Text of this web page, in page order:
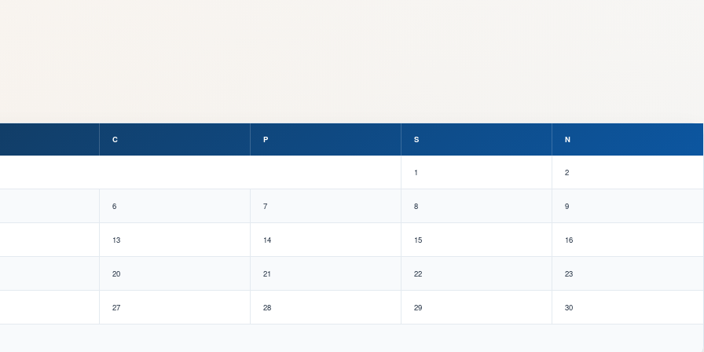
C P S N
1 2
6 7 8 9
13 14 15 16
20 21 22 23
27 28 29 30